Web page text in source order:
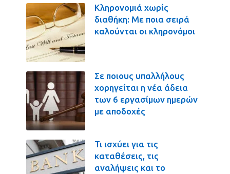
Κληρονομιά χωρίς
διαθήκη: Με ποια σειρά
καλούνται οι κληρονόμοι
Σε ποιους υπαλλήλους
χορηγείται η νέα άδεια
των 6 εργασίμων ημερών
με αποδοχές
Τι ισχύει για τις
καταθέσεις, τις
αναλήψεις και το